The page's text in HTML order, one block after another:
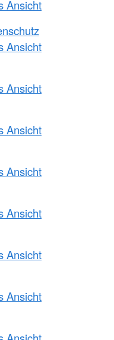
Ansicht
Ansicht
Ansicht
Ansicht
Ansicht
Ansicht
Ansicht
Ansicht